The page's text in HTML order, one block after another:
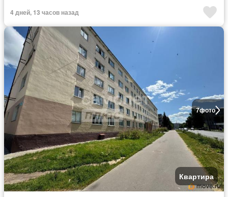
4 дней, 13 часов назад
7фото
Квартира